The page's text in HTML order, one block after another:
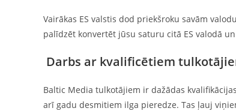
Vairākas ES valstis dod priekšroku savām
palīdzēt konvertēt jūsu saturu citā ES valodā
Darbs ar kvalificētiem
Baltic Media tulkotājiem ir dažādas
arī gadu desmitiem ilga pieredze. Tas ļauj